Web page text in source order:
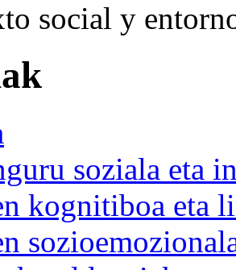
social y
soziala eta
kognitiboa eta